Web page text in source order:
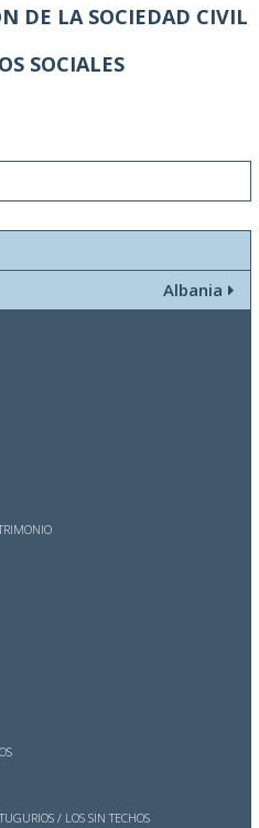
DE LA SOCIEDAD CIVIL
SOCIALES
Albania
/ LOS SIN TECHOS